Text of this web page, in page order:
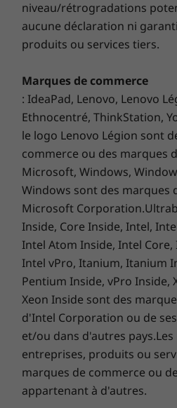
Computer Vision and an
infrared camera (both
dim the screen when it’s
It even has your digital
reminding you to take
avoid poor posture.
Enhanced security,
The ThinkPad X1 Nano
features include advanced
technology. User-presence
your PC when you step
uniquement* La disponibilité WWAN en
être configurée au moment de l’achat;
services réseau.
Ports / Fentes
2 x USB-CThunderbolt™4
Les vitesses de transfert du port USB
nombreux facteurs, tels que la capacité
hôtes/périphériques, les attributs des
et les environnements d’exploitation; les
être inférieures à celles attendues.
Clavier
Résistant aux déversements
Rétroéclairé avec éclairage
Touches de contrôle d’appel
Station d’accueil prise en
Station d’accueil pour câble
ThinkPad Thunderbolt
™
niveau/rétrogradations
aucune déclaration ni
produits ou services tiers.
Marques de commerce
: IdeaPad, Lenovo, Lenovo
Ethnocentré, ThinkStation,
le logo Lenovo Légion sont
commerce ou des marques
Microsoft, Windows,
Windows sont des marques
Microsoft
Inside, Core Inside, Intel,
Intel Atom Inside, Intel
Intel vPro, Itanium, Itanium
Pentium Inside, vPro Inside,
Xeon Inside sont des
d'Intel Corporation ou de
et/ou dans d'autres
entreprises, produits ou
marques de commerce ou
appartenant à d'autres.